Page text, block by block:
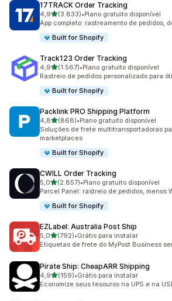
17TRACK Order Tracking
4,9de 5 estrelas
(3.833)
3833 avaliações ao todo
•Plano gratuito disponível
App completo: rastreamento de pedidos,
Built for Shopify
Track123 Order Tracking
4,9de 5 estrelas
(1.567)
1567 avaliações ao todo
•Plano gratuito disponível
Rastreio de pedidos personalizado para
Built for Shopify
Packlink PRO Shipping Platform
4,8de 5 estrelas
(868)
868 avaliações ao todo
•Plano gratuito disponível
Soluções de frete multitransportadoras
marketplaces
Built for Shopify
CWILL Order Tracking
5,0de 5 estrelas
(2.857)
2857 avaliações ao todo
•Plano gratuito disponível
Parcel Panel: rastreio de pedidos, menos
Built for Shopify
EZLabel: Australia Post Ship
5,0de 5 estrelas
(792)
792 avaliações ao todo
•Grátis para instalar
Etiquetas de frete do MyPost Business
Pirate Ship: CheapARR Shipping
4,9de 5 estrelas
(159)
159 avaliações ao todo
•Grátis para instalar
Economize seus tesouros na UPS e na